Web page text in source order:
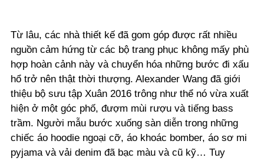
Từ lâu, các nhà thiết kế đã gom góp được rất nhiều
nguồn cảm hứng từ các bộ trang phục không mấy phù
hợp hoàn cảnh này và chuyển hóa những bước đi xấu
hổ trở nên thật thời thượng. Alexander Wang đã giới
thiệu bộ sưu tập Xuân 2016 trông như thể nó vừa xuất
hiện ở một góc phố, đượm mùi rượu và tiếng bass
trầm. Người mẫu bước xuống sàn diễn trong những
chiếc áo hoodie ngoại cỡ, áo khoác bomber, áo sơ mi
pyjama và vải denim đã bạc màu và cũ kỹ… Tuy